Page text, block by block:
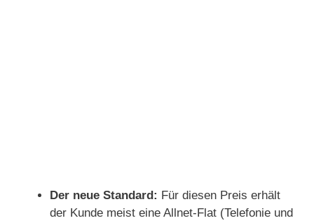
Der neue Standard: Für diesen Preis erhält
der Kunde meist eine Allnet-Flat (Telefonie und